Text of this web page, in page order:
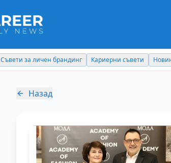
Съвети за личен брандинг Кариерни съвети
Назад